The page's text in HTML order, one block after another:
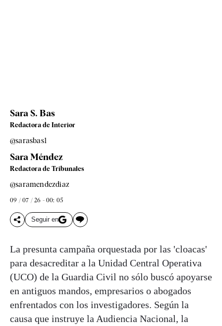
Sara S. Bas
Redactora de Interior
@sarasbas1
Sara Méndez
Redactora de Tribunales
@saramendezdiaz
09 / 07 / 26 - 00: 05
Seguir en
La presunta campaña orquestada por las 'cloacas'
para desacreditar a la Unidad Central Operativa
(UCO) de la Guardia Civil no sólo buscó apoyarse
en antiguos mandos, empresarios o abogados
enfrentados con los investigadores. Según la
causa que instruye la Audiencia Nacional, la